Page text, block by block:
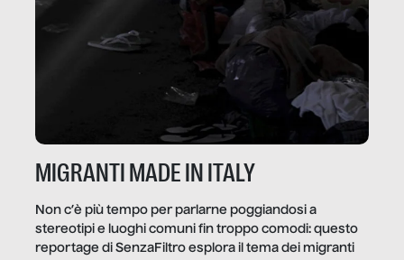
MIGRANTI MADE IN ITALY
Non c’è più tempo per parlarne poggiandosi a
stereotipi e luoghi comuni fin troppo comodi: questo
reportage di SenzaFiltro esplora il tema dei migranti